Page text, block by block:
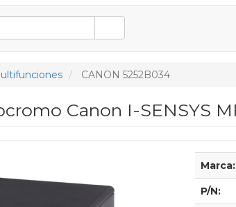
CANON 5252B034
Canon I-SENSYS
Marca:
P/N: